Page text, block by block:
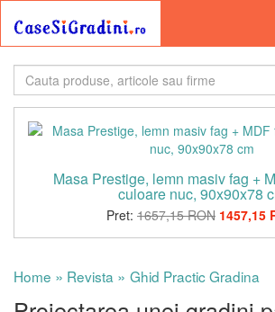
Masa Prestige, lemn masiv fag +
culoare nuc, 90x90x78
Pret: 1657,15 RON 1457,15
Home » Revista » Ghid Practic Gradina